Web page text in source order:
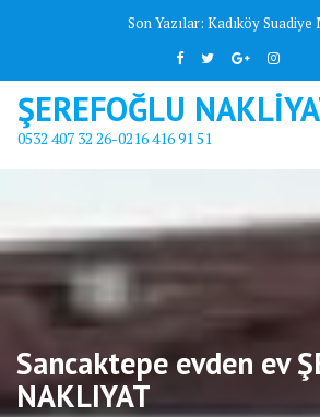
Son Yazılar: Kadıköy Suadiye
ŞEREFOĞLU
0532 407 32 26-0216 416 91 51
Sancaktepe evden ev
NAKLIYAT